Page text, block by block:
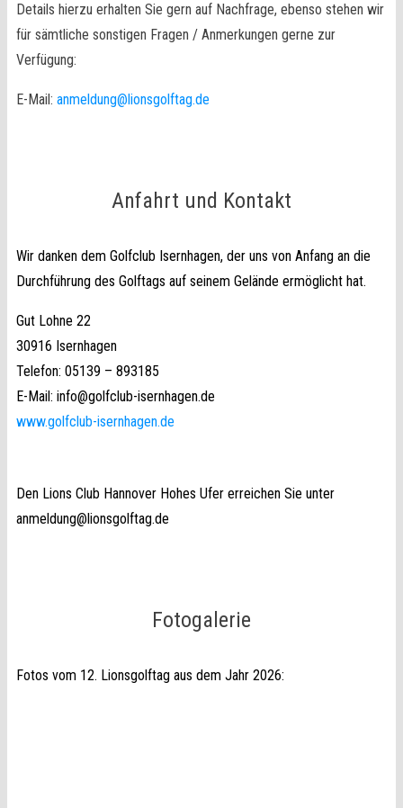
Details hierzu erhalten Sie gern auf Nachfrage, ebenso stehen wir
für sämtliche sonstigen Fragen / Anmerkungen gerne zur
Verfügung:
E-Mail: anmeldung@lionsgolftag.de
Anfahrt und Kontakt
Wir danken dem Golfclub Isernhagen, der uns von Anfang an die
Durchführung des Golftags auf seinem Gelände ermöglicht hat.
Gut Lohne 22
30916 Isernhagen
Telefon: 05139 – 893185
E-Mail: info@golfclub-isernhagen.de
www.golfclub-isernhagen.de
Den Lions Club Hannover Hohes Ufer erreichen Sie unter
anmeldung@lionsgolftag.de
Fotogalerie
Fotos vom 12. Lionsgolftag aus dem Jahr 2026: